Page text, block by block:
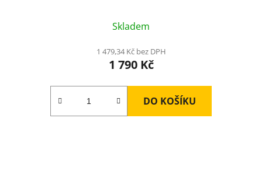
Skladem
1 479,34 Kč bez DPH
1 790 Kč
DO KOŠÍKU